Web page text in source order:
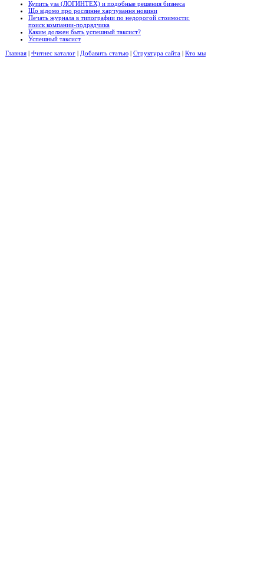
Купить уза (ЛОГИНТЕХ) и подобные решения бизнеса
Що відомо про рослинне харчування новини
Печать журнала в типографии по недорогой стоимости:
поиск компании-подрядчика
Каким должен быть успешный таксист?
Успешный таксист
Главная | Фитнес каталог | Добавить статью | Структура сайта | Кто мы